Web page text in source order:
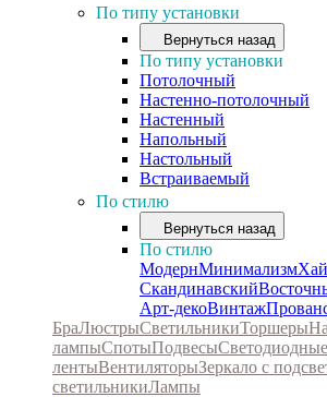
По типу установки
Вернуться назад
По типу установки
Потолочный
Настенно-потолочный
Настенный
Напольный
Настольный
Встраиваемый
По стилю
Вернуться назад
По стилю
МодернМинимализм
Скандинавский
Арт-декоВинтаж
БраЛюстрыСветильникиТоршеры
лампыСпотыПодвесыСветодиодные
лентыВентиляторыЗеркало с
светильникиЛампы